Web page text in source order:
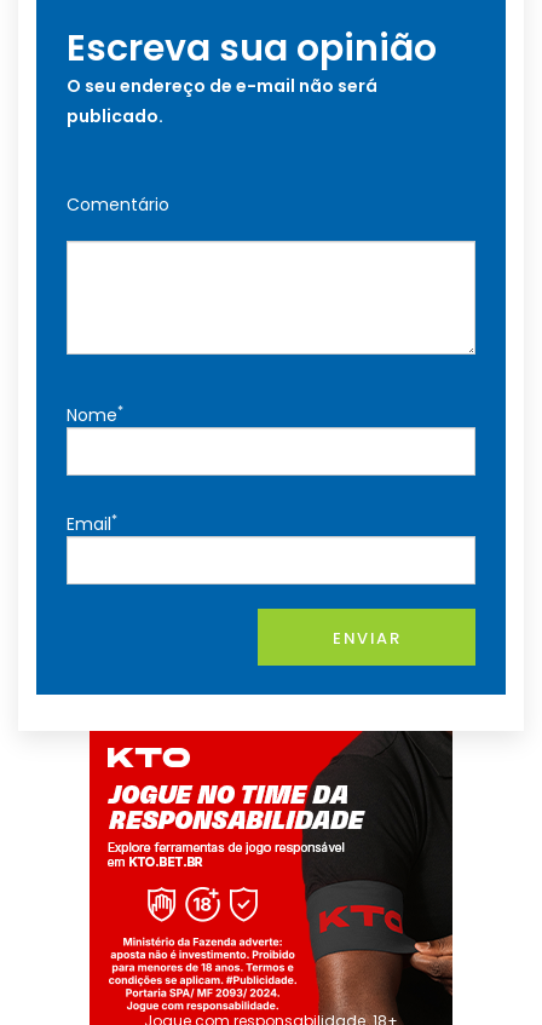
Escreva sua opinião
O seu endereço de e-mail não será
publicado.
Comentário
Nome*
Email*
ENVIAR